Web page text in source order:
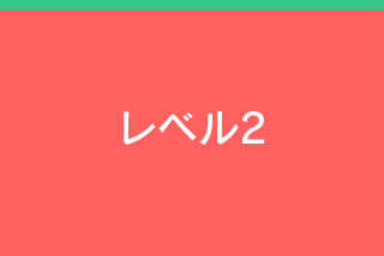
レベル2